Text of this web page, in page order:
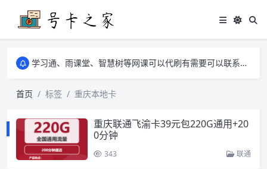
学习通、雨课堂、智慧树等网课可以代刷有需要可以联系邮箱i@tuzi.la
学习通、雨课堂、智慧树等网课可以代刷有需要可以联系邮箱i@tuzi.la
首页
标签 重庆本地卡
重庆联通飞渝卡39元包220G通用+20
0分钟
343 联通